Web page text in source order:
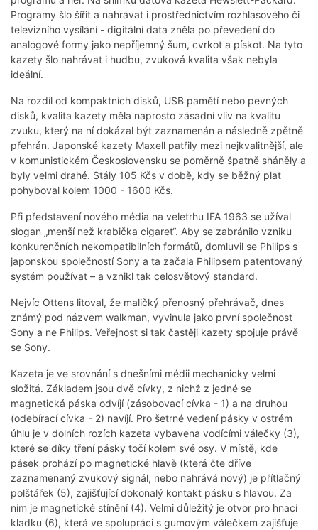
Programy šlo šířit a nahrávat i prostřednictvím rozhlasového či
televizního vysílání - digitální data zněla po převedení do
analogové formy jako nepříjemný šum, cvrkot a pískot. Na tyto
kazety šlo nahrávat i hudbu, zvuková kvalita však nebyla
ideální.
Na rozdíl od kompaktních disků, USB pamětí nebo pevných
disků, kvalita kazety měla naprosto zásadní vliv na kvalitu
zvuku, který na ní dokázal být zaznamenán a následně zpětně
přehrán. Japonské kazety Maxell patřily mezi nejkvalitnější, ale
v komunistickém Československu se poměrně špatně sháněly a
byly velmi drahé. Stály 105 Kčs v době, kdy se běžný plat
pohyboval kolem 1000 - 1600 Kčs.
Při představení nového média na veletrhu IFA 1963 se užíval
slogan „menší než krabička cigaret“. Aby se zabránilo vzniku
konkurenčních nekompatibilních formátů, domluvil se Philips s
japonskou společností Sony a ta začala Philipsem patentovaný
systém používat – a vznikl tak celosvětový standard.
Nejvíc Ottens litoval, že maličký přenosný přehrávač, dnes
známý pod názvem walkman, vyvinula jako první společnost
Sony a ne Philips. Veřejnost si tak častěji kazety spojuje právě
se Sony.
Kazeta je ve srovnání s dnešními médii mechanicky velmi
složitá. Základem jsou dvě cívky, z nichž z jedné se
magnetická páska odvíjí (zásobovací cívka - 1) a na druhou
(odebírací cívka - 2) navíjí. Pro šetrné vedení pásky v ostrém
úhlu je v dolních rozích kazeta vybavena vodícími válečky (3),
které se díky tření pásky točí kolem své osy. V místě, kde
pásek prohází po magnetické hlavě (která čte dříve
zaznamenaný zvukový signál, nebo nahrává nový) je přítlačný
polštářek (5), zajišťující dokonalý kontakt pásku s hlavou. Za
ním je magnetické stínění (4). Velmi důležitý je otvor pro hnací
kladku (6), která ve spolupráci s gumovým válečkem zajišťuje